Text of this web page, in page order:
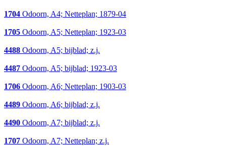
1704 Odoorn, A4; Netteplan; 1879-04
1705 Odoorn, A5; Netteplan; 1923-03
4488 Odoorn, A5; bijblad; z.j.
4487 Odoorn, A5; bijblad; 1923-03
1706 Odoorn, A6; Netteplan; 1903-03
4489 Odoorn, A6; bijblad; z.j.
4490 Odoorn, A7; bijblad; z.j.
1707 Odoorn, A7; Netteplan; z.j.